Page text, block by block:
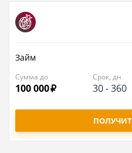
Займ
Сумма до
100 000
Срок, дн
30-360